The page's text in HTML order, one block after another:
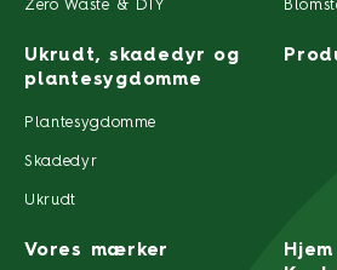
Zero Waste & DIY
Ukrudt, skadedyr og
plantesygdomme
Plantesygdomme
Skadedyr
Ukrudt
Vores mærker
Hjem